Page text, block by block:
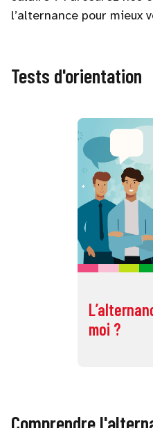
l’alternance pour mieux
Tests d'orientation
moi ?
Comprendre